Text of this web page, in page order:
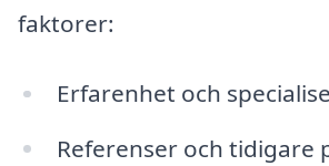
faktorer:
Erfarenhet och
Referenser och tidigare